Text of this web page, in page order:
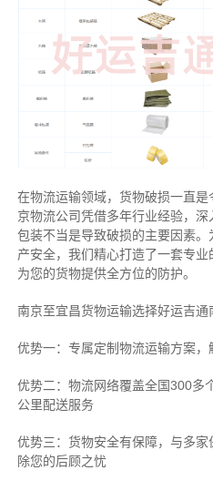
在物流运输领域，货物破损一直
京物流公司凭借多年行业经验，
包装不当是导致破损的主要因素
产安全，我们精心打造了一套专
为您的货物提供全方位的防护。
南京至宜昌货物运输选择好运吉
优势一：专属定制物流运输方案，
优势二：物流网络覆盖全国300多
公里配送服务
优势三：货物安全有保障，与多
除您的后顾之忧